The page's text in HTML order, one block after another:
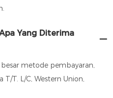
Yang Diterima
metode pembayaran,
T. L/C, Western Union,